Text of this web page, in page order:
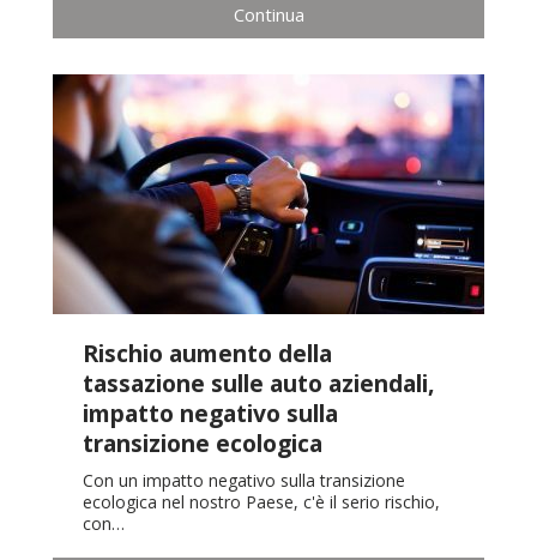
Continua
Rischio aumento della
tassazione sulle auto aziendali,
impatto negativo sulla
transizione ecologica
Con un impatto negativo sulla transizione
ecologica nel nostro Paese, c'è il serio rischio,
con…